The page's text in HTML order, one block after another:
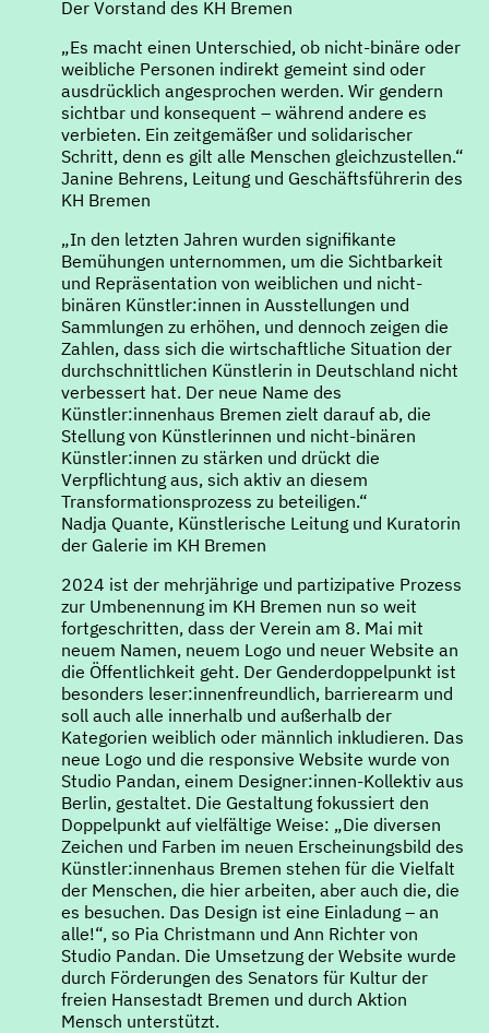
Der Vorstand des KH Bremen
„Es macht einen Unterschied, ob nicht-binäre oder
weibliche Personen indirekt gemeint sind oder
ausdrücklich angesprochen werden. Wir gendern
sichtbar und konsequent – während andere es
verbieten. Ein zeitgemäßer und solidarischer
Schritt, denn es gilt alle Menschen gleichzustellen.“
Janine Behrens, Leitung und Geschäftsführerin des
KH Bremen
„In den letzten Jahren wurden signifikante
Bemühungen unternommen, um die Sichtbarkeit
und Repräsentation von weiblichen und nicht-
binären Künstler:innen in Ausstellungen und
Sammlungen zu erhöhen, und dennoch zeigen die
Zahlen, dass sich die wirtschaftliche Situation der
durchschnittlichen Künstlerin in Deutschland nicht
verbessert hat. Der neue Name des
Künstler:innenhaus Bremen zielt darauf ab, die
Stellung von Künstlerinnen und nicht-binären
Künstler:innen zu stärken und drückt die
Verpflichtung aus, sich aktiv an diesem
Transformationsprozess zu beteiligen.“
Nadja Quante, Künstlerische Leitung und Kuratorin
der Galerie im KH Bremen
2024 ist der mehrjährige und partizipative Prozess
zur Umbenennung im KH Bremen nun so weit
fortgeschritten, dass der Verein am 8. Mai mit
neuem Namen, neuem Logo und neuer Website an
die Öffentlichkeit geht. Der Genderdoppelpunkt ist
besonders leser:innenfreundlich, barrierearm und
soll auch alle innerhalb und außerhalb der
Kategorien weiblich oder männlich inkludieren. Das
neue Logo und die responsive Website wurde von
Studio Pandan, einem Designer:innen-Kollektiv aus
Berlin, gestaltet. Die Gestaltung fokussiert den
Doppelpunkt auf vielfältige Weise: „Die diversen
Zeichen und Farben im neuen Erscheinungsbild des
Künstler:innenhaus Bremen stehen für die Vielfalt
der Menschen, die hier arbeiten, aber auch die, die
es besuchen. Das Design ist eine Einladung – an
alle!“, so Pia Christmann und Ann Richter von
Studio Pandan. Die Umsetzung der Website wurde
durch Förderungen des Senators für Kultur der
freien Hansestadt Bremen und durch Aktion
Mensch unterstützt.